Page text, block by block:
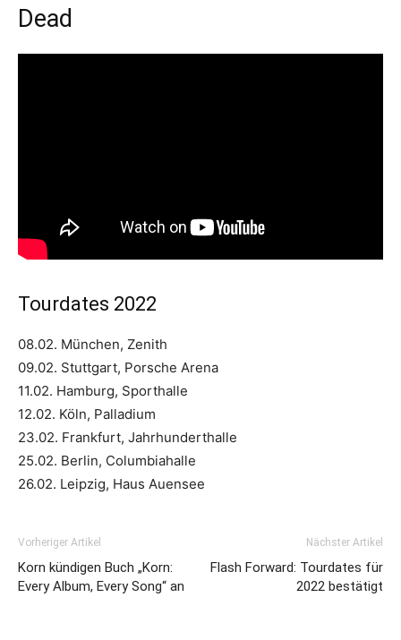
Dead
Tourdates 2022
08.02. München, Zenith
09.02. Stuttgart, Porsche Arena
11.02. Hamburg, Sporthalle
12.02. Köln, Palladium
23.02. Frankfurt, Jahrhunderthalle
25.02. Berlin, Columbiahalle
26.02. Leipzig, Haus Auensee
Vorheriger Artikel
Korn kündigen Buch „Korn:
Every Album, Every Song“ an
Nächster Artikel
Flash Forward: Tourdates für
2022 bestätigt